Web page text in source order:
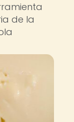
de la